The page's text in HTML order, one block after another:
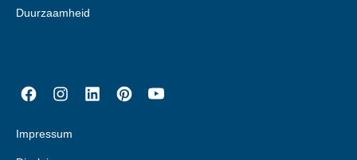
Duurzaamheid
Impressum